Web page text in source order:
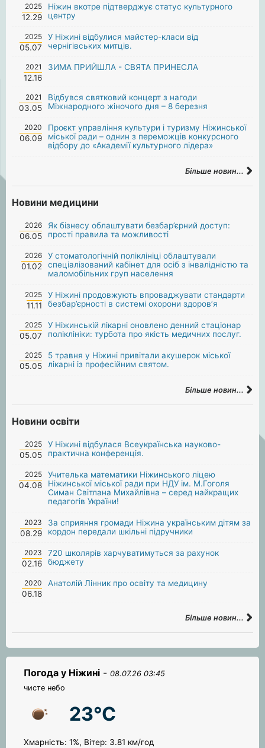
2025
12.29
Ніжин вкотре підтверджує статус культурного
центру
2025
05.07
У Ніжині відбулися майстер-класи від
чернігівських митців.
2021
12.16
ЗИМА ПРИЙШЛА - СВЯТА ПРИНЕСЛА
2021
03.05
Відбувся святковий концерт з нагоди
Міжнародного жіночого дня – 8 березня
2020
06.09
Проєкт управління культури і туризму Ніжинської
міської ради – однин з переможців конкурсного
відбору до «Академії культурного лідера»
Більше новин...
Новини медицини
2026
06.05
Як бізнесу облаштувати безбар’єрний доступ:
прості правила та можливості
2026
01.02
У стоматологічній поліклініці облаштували
спеціалізований кабінет для осіб з інвалідністю та
маломобільних груп населення
2025
11.11
У Ніжині продовжують впроваджувати стандарти
безбар’єрності в системі охорони здоров’я
2025
05.07
У Ніжинській лікарні оновлено денний стаціонар
поліклініки: турбота про якість медичних послуг.
2025
05.05
5 травня у Ніжині привітали акушерок міської
лікарні із професійним святом.
Більше новин...
Новини освіти
2025
05.05
У Ніжині відбулася Всеукраїнська науково-
практична конференція.
2025
04.08
Учителька математики Ніжинського ліцею
Ніжинської міської ради при НДУ ім. М.Гоголя
Симан Світлана Михайлівна – серед найкращих
педагогів України!
2023
08.29
За сприяння громади Ніжина українським дітям за
кордон передали шкільні підручники
2023
02.16
720 школярів харчуватимуться за рахунок
бюджету
2020
06.18
Анатолій Лінник про освіту та медицину
Більше новин...
Погода у Ніжині - 08.07.26 03:45
чисте небо
23°C
Хмарність: 1%, Вітер: 3.81 км/год